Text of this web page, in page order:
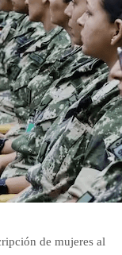
de mujeres al